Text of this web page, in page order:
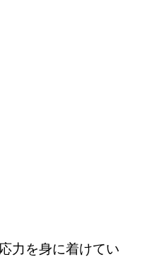
力を身に着けてい